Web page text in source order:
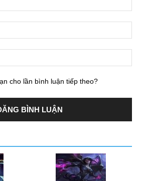
cho lần bình luận tiếp theo?